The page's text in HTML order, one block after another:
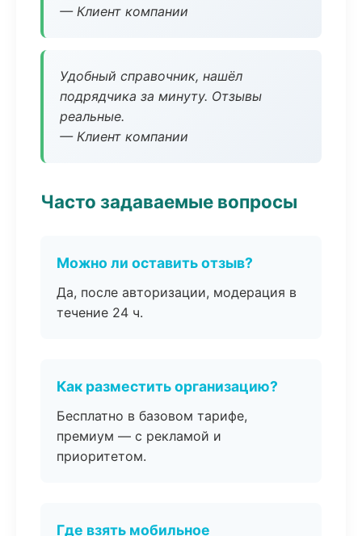
— Клиент компании
Удобный справочник, нашёл
подрядчика за минуту. Отзывы
реальные.
— Клиент компании
Часто задаваемые вопросы
Можно ли оставить отзыв?
Да, после авторизации, модерация в
течение 24 ч.
Как разместить организацию?
Бесплатно в базовом тарифе,
премиум — с рекламой и
приоритетом.
Где взять мобильное